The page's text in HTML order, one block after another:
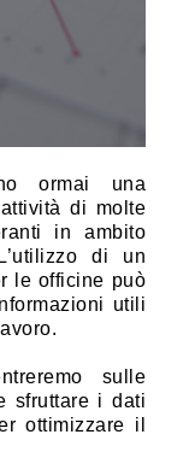
ormai una
di molte
in ambito
di un
le officine può
utili
sulle
sfruttare i dati
ottimizzare il